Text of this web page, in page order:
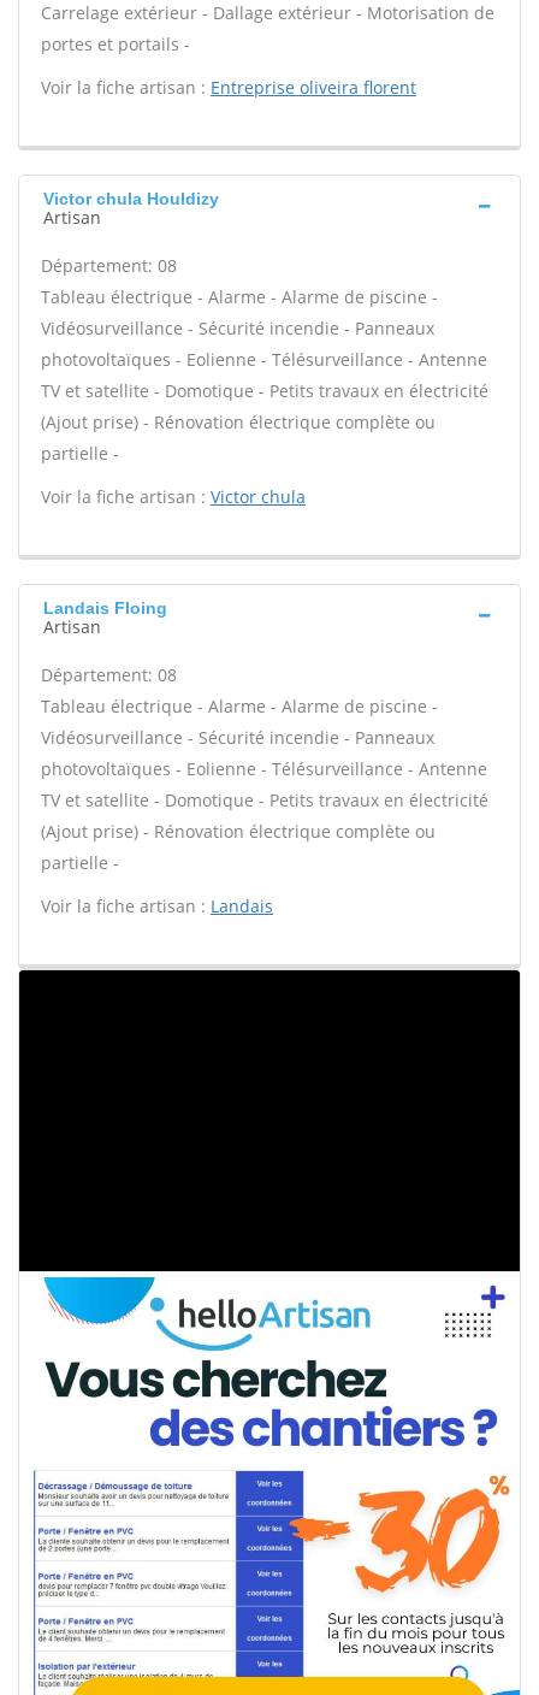
Carrelage extérieur - Dallage extérieur - Motorisation de
portes et portails -
Voir la fiche artisan : Entreprise oliveira florent
Victor chula Houldizy
Artisan
Département: 08
Tableau électrique - Alarme - Alarme de piscine -
Vidéosurveillance - Sécurité incendie - Panneaux
photovoltaïques - Eolienne - Télésurveillance - Antenne
TV et satellite - Domotique - Petits travaux en électricité
(Ajout prise) - Rénovation électrique complète ou
partielle -
Voir la fiche artisan : Victor chula
Landais Floing
Artisan
Département: 08
Tableau électrique - Alarme - Alarme de piscine -
Vidéosurveillance - Sécurité incendie - Panneaux
photovoltaïques - Eolienne - Télésurveillance - Antenne
TV et satellite - Domotique - Petits travaux en électricité
(Ajout prise) - Rénovation électrique complète ou
partielle -
Voir la fiche artisan : Landais